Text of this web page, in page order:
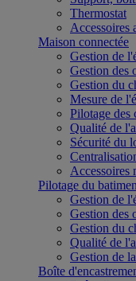
Thermostat
Accessoires
Maison connectée
Gestion de
Gestion des
Gestion du
Mesure de
Pilotage des
Qualité de
Sécurité du
Accessoires
Pilotage du
Gestion de
Gestion des
Gestion du
Qualité de
Gestion de
Boîte